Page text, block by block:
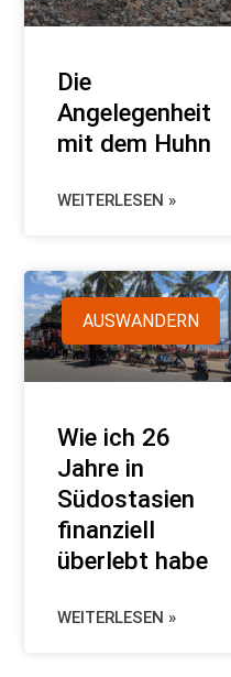
Die
Angelegenheit
mit dem Huhn
WEITERLESEN »
AUSWANDERN
Wie ich 26
Jahre in
Südostasien
finanziell
überlebt habe
WEITERLESEN »